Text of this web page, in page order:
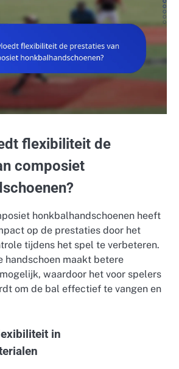
flexibiliteit de
composiet
honkbalhandschoenen heeft
op de prestaties door het
tijdens het spel te verbeteren.
handschoen maakt betere
waardoor het voor spelers
om de bal effectief te vangen en
in